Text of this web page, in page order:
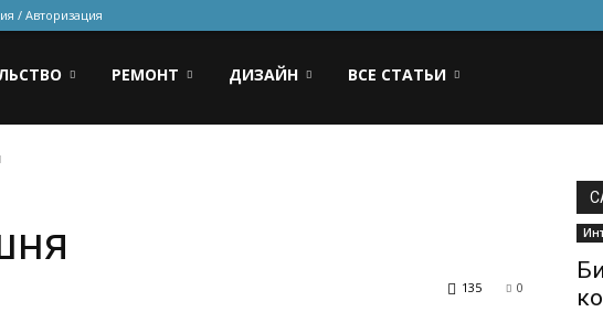
/ Авторизация
РЕМОНТ ДИЗАЙН ВСЕ СТАТЬИ
0
135